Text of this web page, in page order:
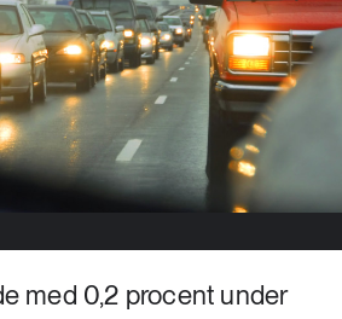
med 0,2 procent under